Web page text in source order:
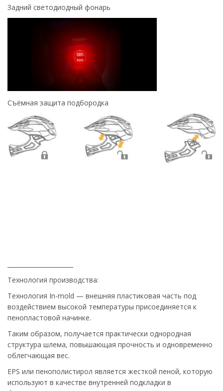
Задний светодиодный фонарь
Съёмная защита подбородка
Технология производства:
Технология In-mold — внешняя пластиковая часть под
воздействием высокой температуры присоединяется к
пенопластовой начинке.
Таким образом, получается практически однородная
структура шлема, повышающая прочность и одновременно
облегчающая вес.
EPS или пенополистирол является жесткой пеной, которую
используют в качестве внутренней подкладки в